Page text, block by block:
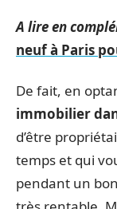
A lire en
neuf à Paris
De fait, en
immobilier
d’être
temps et qui
pendant un